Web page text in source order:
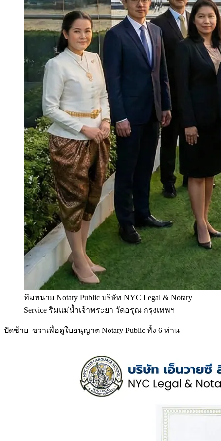
ทีมทนาย Notary Public บริษัท NYC Legal & Notary
Service ริมแม่น้ำเจ้าพระยา วัดอรุณ กรุงเทพฯ
ปัดซ้าย–ขวาเพื่อดูใบอนุญาต Notary Public ทั้ง 6 ท่าน